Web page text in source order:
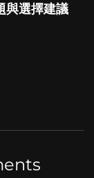
與選擇建議